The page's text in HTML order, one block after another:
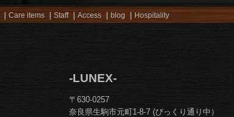
Care items Staff Access blog Hospitality
-LUNEX-
〒630-0257
奈良県生駒市元町1-8-7 (ぴっくり通り中）